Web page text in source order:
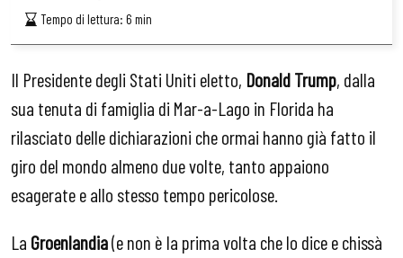
Tempo di lettura:6 min
Il Presidente degli Stati Uniti eletto, Donald Trump, dalla
sua tenuta di famiglia di Mar-a-Lago in Florida ha
rilasciato delle dichiarazioni che ormai hanno già fatto il
giro del mondo almeno due volte, tanto appaiono
esagerate e allo stesso tempo pericolose.
La Groenlandia(e non è la prima volta che lo dice e chissà